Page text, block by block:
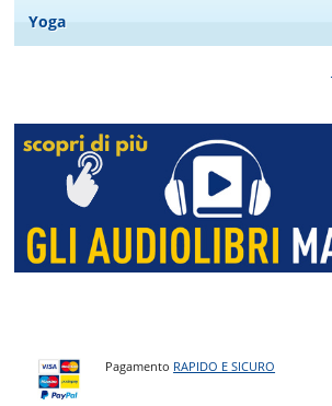
Yoga
Pagamento RAPIDO E SICURO